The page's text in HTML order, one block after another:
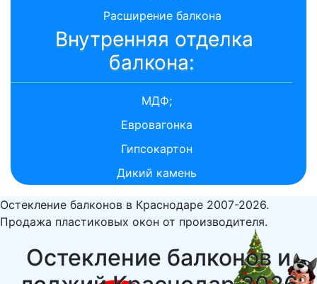
Расширение балкона
Внутренняя отделка
балкона:
МДФ;
Евровагонка
Гипсокартон
Дикий камень
Остекление балконов в Краснодаре 2007-2026.
Продажа пластиковых окон от производителя.
Остекление балконов и